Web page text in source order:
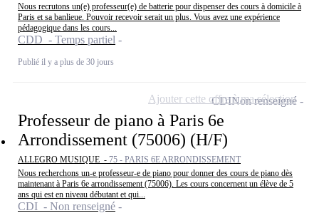
Nous recrutons un(e) professeur(e) de batterie pour dispenser des cours à domicile à
Paris et sa banlieue. Pouvoir recevoir serait un plus. Vous avez une expérience
pédagogique dans les cours...
CDD - Temps partiel
Publié il y a plus de 30 jours
Professeur de piano à Paris 6e
Arrondissement (75006) (H/F)
ALLEGRO MUSIQUE - 75 - PARIS 6E ARRONDISSEMENT
Nous recherchons un-e professeur-e de piano pour donner des cours de piano dès
maintenant à Paris 6e arrondissement (75006). Les cours concernent un élève de 5
ans qui est en niveau débutant et qui...
CDI - Non renseigné
CDINon renseigné
Ajouter cette offre à ma sélection